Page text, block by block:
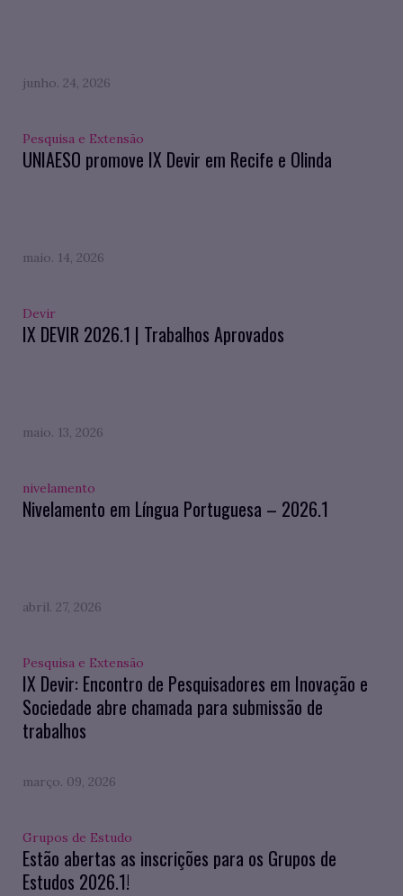
junho. 24, 2026
Pesquisa e Extensão
UNIAESO promove IX Devir em Recife e Olinda
maio. 14, 2026
Devir
IX DEVIR 2026.1 | Trabalhos Aprovados
maio. 13, 2026
nivelamento
Nivelamento em Língua Portuguesa – 2026.1
abril. 27, 2026
Pesquisa e Extensão
IX Devir: Encontro de Pesquisadores em Inovação e
Sociedade abre chamada para submissão de
trabalhos
março. 09, 2026
Grupos de Estudo
Estão abertas as inscrições para os Grupos de
Estudos 2026.1!